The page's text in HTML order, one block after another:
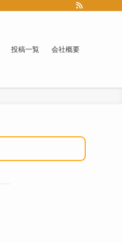
投稿一覧 会社概要